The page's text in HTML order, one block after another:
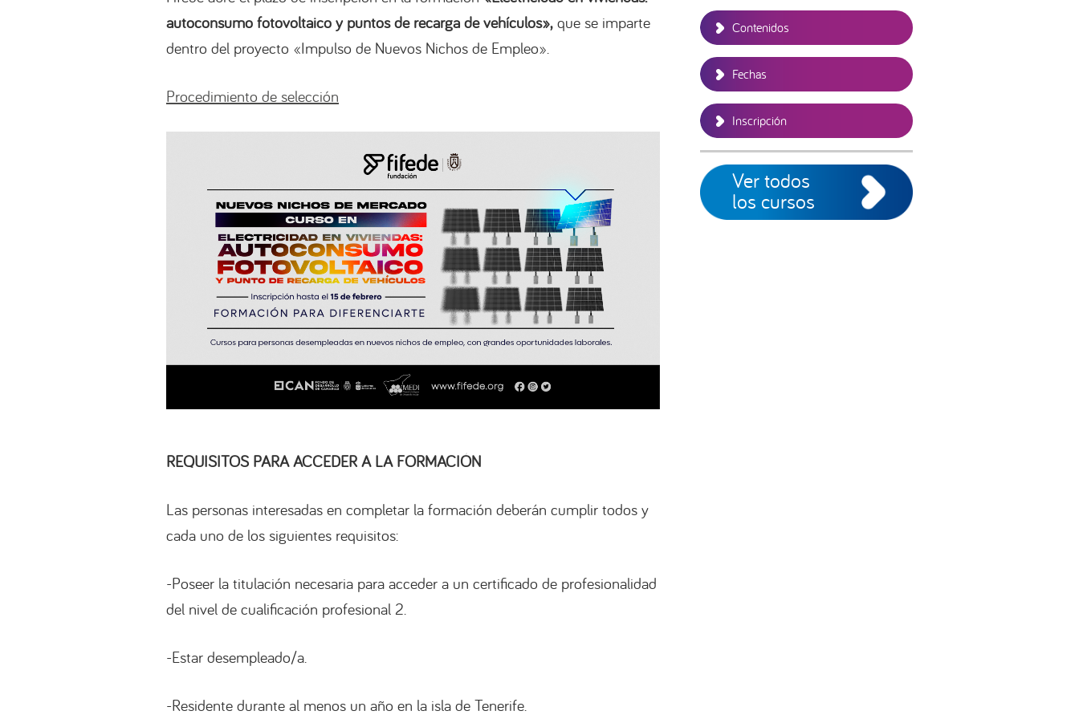
autoconsumo fotovoltaico y puntos de recarga de vehículos», que se imparte
dentro del proyecto «Impulso de Nuevos Nichos de Empleo».
Procedimiento de selección
REQUISITOS PARA ACCEDER A LA FORMACIÓN
Las personas interesadas en completar la formación deberán cumplir todos y
cada uno de los siguientes requisitos:
-Poseer la titulación necesaria para acceder a un certificado de profesionalidad
del nivel de cualificación profesional 2.
-Estar desempleado/a.
-Residente durante al menos un año en la isla de Tenerife.
Contenidos
Fechas
Inscripción
Ver todos
los cursos